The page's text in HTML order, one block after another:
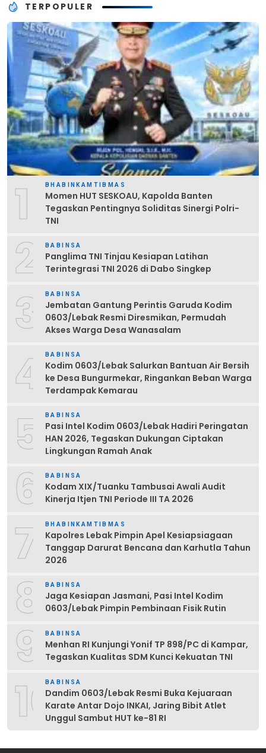
TERPOPULER
1 BHABINKAMTIBMAS
Momen HUT SESKOAU, Kapolda Banten
Tegaskan Pentingnya Soliditas Sinergi Polri-
TNI
2 BABINSA
Panglima TNI Tinjau Kesiapan Latihan
Terintegrasi TNI 2026 di Dabo Singkep
3 BABINSA
Jembatan Gantung Perintis Garuda Kodim
0603/Lebak Resmi Diresmikan, Permudah
Akses Warga Desa Wanasalam
4 BABINSA
Kodim 0603/Lebak Salurkan Bantuan Air Bersih
ke Desa Bungurmekar, Ringankan Beban Warga
Terdampak Kemarau
5 BABINSA
Pasi Intel Kodim 0603/Lebak Hadiri Peringatan
HAN 2026, Tegaskan Dukungan Ciptakan
Lingkungan Ramah Anak
6 BABINSA
Kodam XIX/Tuanku Tambusai Awali Audit
Kinerja Itjen TNI Periode III TA 2026
7 BHABINKAMTIBMAS
Kapolres Lebak Pimpin Apel Kesiapsiagaan
Tanggap Darurat Bencana dan Karhutla Tahun
2026
8 BABINSA
Jaga Kesiapan Jasmani, Pasi Intel Kodim
0603/Lebak Pimpin Pembinaan Fisik Rutin
9 BABINSA
Menhan RI Kunjungi Yonif TP 898/PC di Kampar,
Tegaskan Kualitas SDM Kunci Kekuatan TNI
10BABINSA
Dandim 0603/Lebak Resmi Buka Kejuaraan
Karate Antar Dojo INKAI, Jaring Bibit Atlet
Unggul Sambut HUT ke-81 RI